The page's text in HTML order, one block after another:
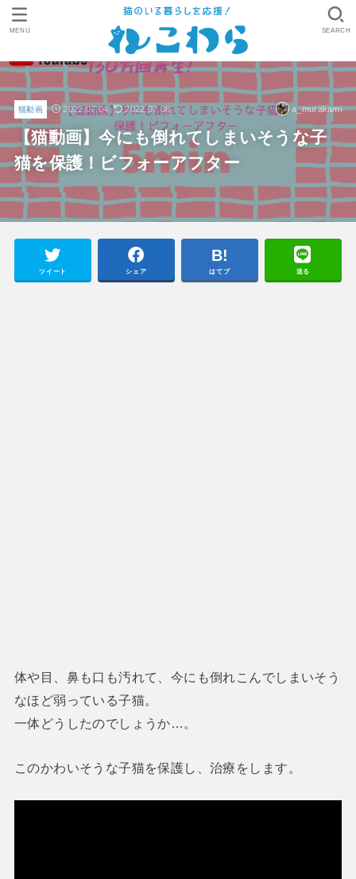
SEARCH
MENU
猫動画 2022.07.04 2022.07.08 a_murakami
【猫動画】今にも倒れてしまいそうな子
猫を保護！ビフォーアフター
ツイート シェア はてブ 送る
体や目、鼻も口も汚れて、今にも倒れこんでしまいそう
なほど弱っている子猫。
一体どうしたのでしょうか…。
このかわいそうな子猫を保護し、治療をします。